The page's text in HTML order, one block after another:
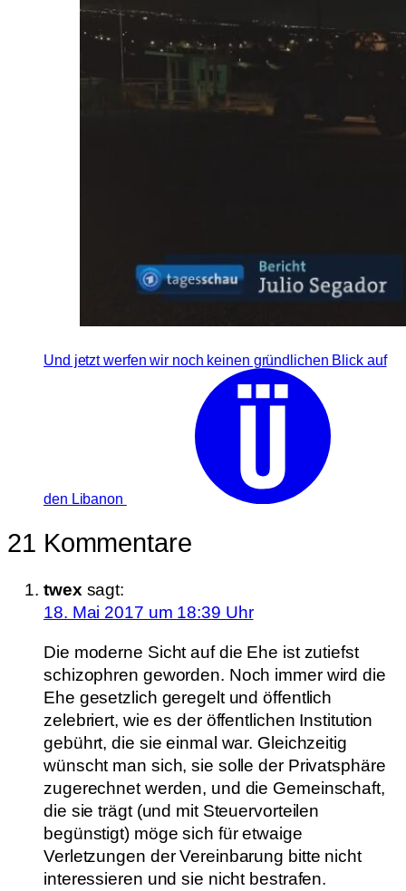
Und jetzt werfen wir noch keinen gründlichen Blick auf
den Libanon
21 Kommentare
twex sagt:
18. Mai 2017 um 18:39 Uhr
Die moderne Sicht auf die Ehe ist zutiefst
schizophren geworden. Noch immer wird die
Ehe gesetzlich geregelt und öffentlich
zelebriert, wie es der öffentlichen Institution
gebührt, die sie einmal war. Gleichzeitig
wünscht man sich, sie solle der Privatsphäre
zugerechnet werden, und die Gemeinschaft,
die sie trägt (und mit Steuervorteilen
begünstigt) möge sich für etwaige
Verletzungen der Vereinbarung bitte nicht
interessieren und sie nicht bestrafen.